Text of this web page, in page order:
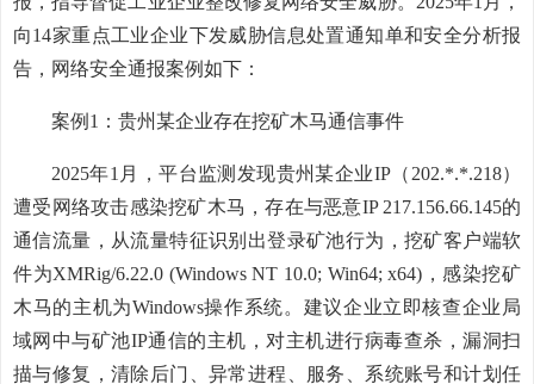
向14家重点工业企业下发威胁信息处置通知单和安全分析报
告，网络安全通报案例如下：
案例1：贵州某企业存在挖矿木马通信事件
2025年1月，平台监测发现贵州某企业IP（202.*.*.218）
遭受网络攻击感染挖矿木马，存在与恶意IP 217.156.66.145的
通信流量，从流量特征识别出登录矿池行为，挖矿客户端软
件为XMRig/6.22.0 (Windows NT 10.0; Win64; x64)，感染挖矿
木马的主机为Windows操作系统。建议企业立即核查企业局
域网中与矿池IP通信的主机，对主机进行病毒查杀，漏洞扫
描与修复，清除后门、异常进程、服务、系统账号和计划任